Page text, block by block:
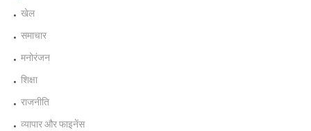
खेल
समाचार
मनोरंजन
शिक्षा
राजनीति
व्यापार और फाइनेंस